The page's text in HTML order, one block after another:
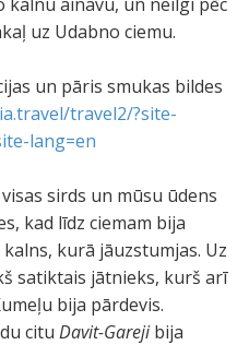
uz Udabno ciemu.
un pāris smukas bildes
travel2/?site-
lang=en
sirds un mūsu ūdens
kad līdz ciemam bija
kurā jāuzstumjas. Uz
satiktais jātnieks, kurš arī
bija pārdevis.
citu Davit-Garejibija